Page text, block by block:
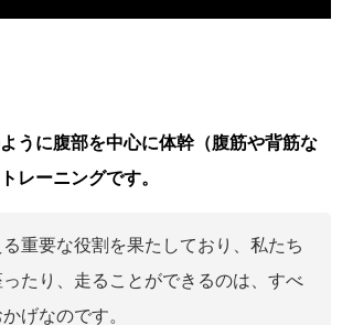
うに腹部を中心に体幹（腹筋や背筋な
レーニングです。
重要な役割を果たしており、私たち
たり、走ることができるのは、すべ
げなのです。